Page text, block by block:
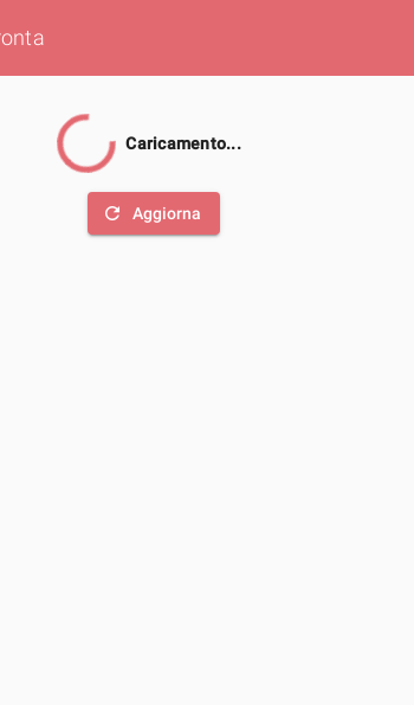
Caricamento...
refresh Aggiorna